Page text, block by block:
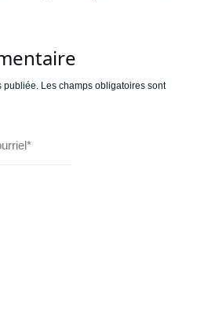
publiée. Les champs obligatoires sont